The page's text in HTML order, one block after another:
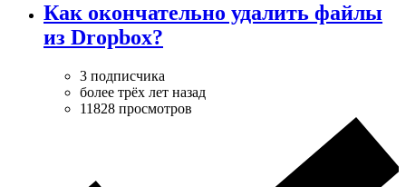
Как окончательно удалить файлы
из Dropbox?
3 подписчика
более трёх лет назад
11828 просмотров